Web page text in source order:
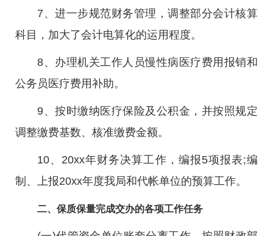
7、进一步规范财务管理，调整部分会计核算
科目，加大了会计电算化的运用程度。
8、办理机关工作人员慢性病医疗费用报销和
公务员医疗费用补助。
9、按时缴纳医疗保险及公积金，并按照规定
调整缴费基数、核准缴费金额。
10、20xx年财务决算工作，编报5项报表;编
制、上报20xx年度我局和代帐单位的预算工作。
二、保质保量完成交办的各项工作任务